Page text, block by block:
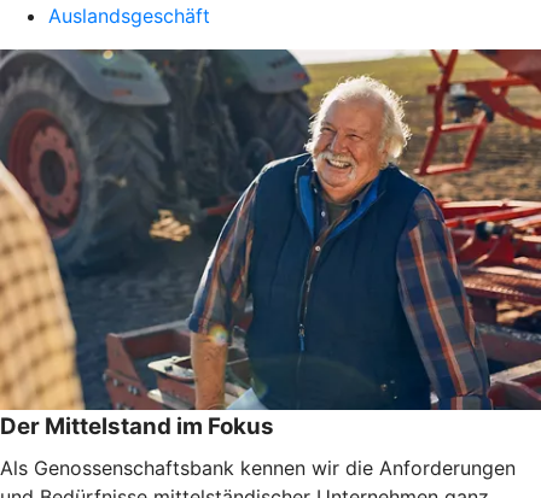
Auslandsgeschäft
Der Mittelstand im Fokus
Als Genossenschaftsbank kennen wir die Anforderungen